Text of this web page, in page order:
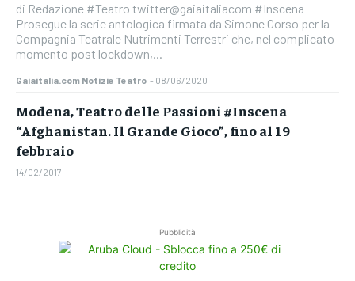
di Redazione #Teatro twitter@gaiaitaliacom #Inscena
Prosegue la serie antologica firmata da Simone Corso per la
Compagnia Teatrale Nutrimenti Terrestri che, nel complicato
momento post lockdown,...
Gaiaitalia.com Notizie Teatro - 08/06/2020
Modena, Teatro delle Passioni #Inscena
“Afghanistan. Il Grande Gioco”, fino al 19
febbraio
14/02/2017
Pubblicità